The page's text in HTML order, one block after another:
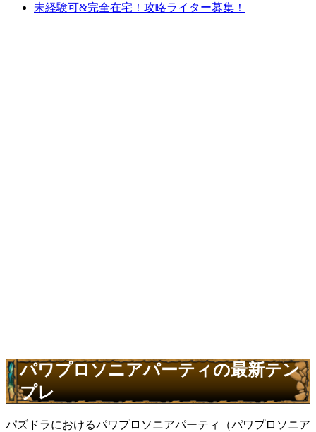
未経験可&完全在宅！攻略ライター募集！
パワプロソニアパーティの最新テン
プレ
パズドラにおけるパワプロソニアパーティ（パワプロソニア